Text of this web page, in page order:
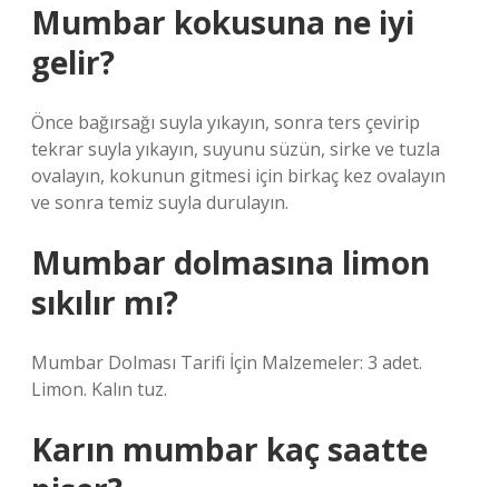
Mumbar kokusuna ne iyi
gelir?
Önce bağırsağı suyla yıkayın, sonra ters çevirip
tekrar suyla yıkayın, suyunu süzün, sirke ve tuzla
ovalayın, kokunun gitmesi için birkaç kez ovalayın
ve sonra temiz suyla durulayın.
Mumbar dolmasına limon
sıkılır mı?
Mumbar Dolması Tarifi İçin Malzemeler: 3 adet.
Limon. Kalın tuz.
Karın mumbar kaç saatte